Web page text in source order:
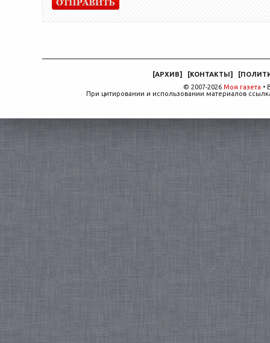
[АРХИВ] [КОНТАКТЫ] [
© 2007-2026 Моя газета •
При цитировании и использовании материалов